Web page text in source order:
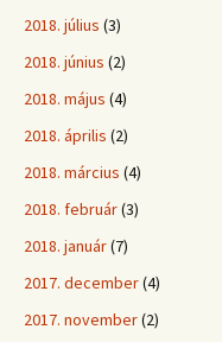
2018. július (3)
2018. június (2)
2018. május (4)
2018. április (2)
2018. március (4)
2018. február(3)
2018. január(7)
2017. december(4)
2017. november(2)